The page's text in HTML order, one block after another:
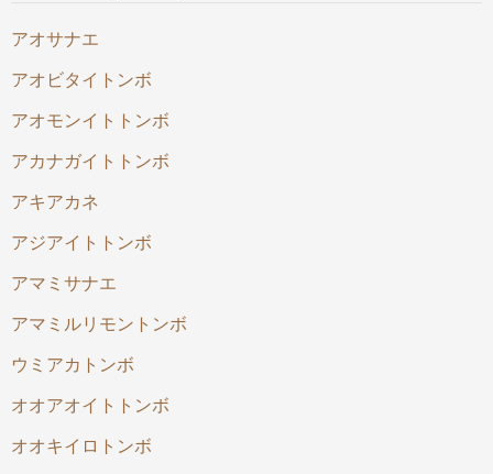
アオサナエ
アオビタイトンボ
アオモンイトトンボ
アカナガイトトンボ
アキアカネ
アジアイトトンボ
アマミサナエ
アマミルリモントンボ
ウミアカトンボ
オオアオイトトンボ
オオキイロトンボ